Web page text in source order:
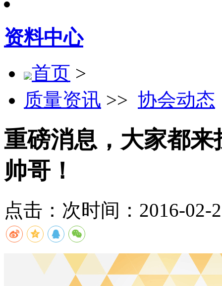
资料中心
首页 >
质量资讯 >> 协会动态
重磅消息，大家都
帅哥！
点击： 次时间：2016-02-